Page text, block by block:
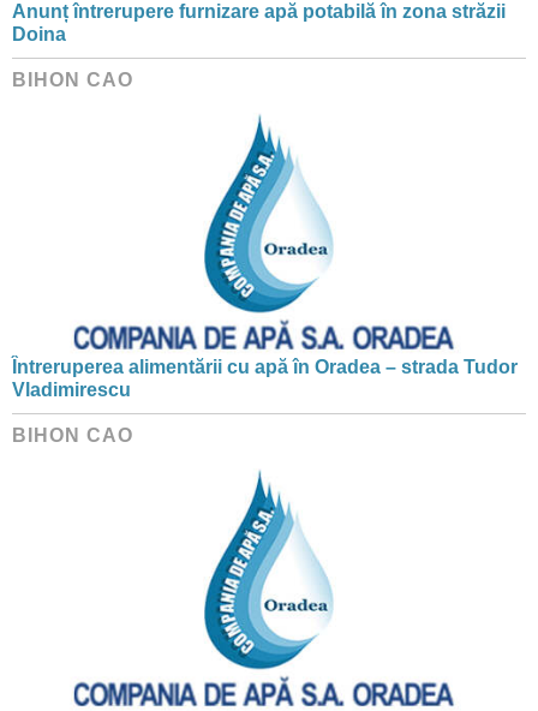
Anunț întrerupere furnizare apă potabilă în zona străzii
Doina
BIHON CAO
Întreruperea alimentării cu apă în Oradea – strada Tudor
Vladimirescu
BIHON CAO